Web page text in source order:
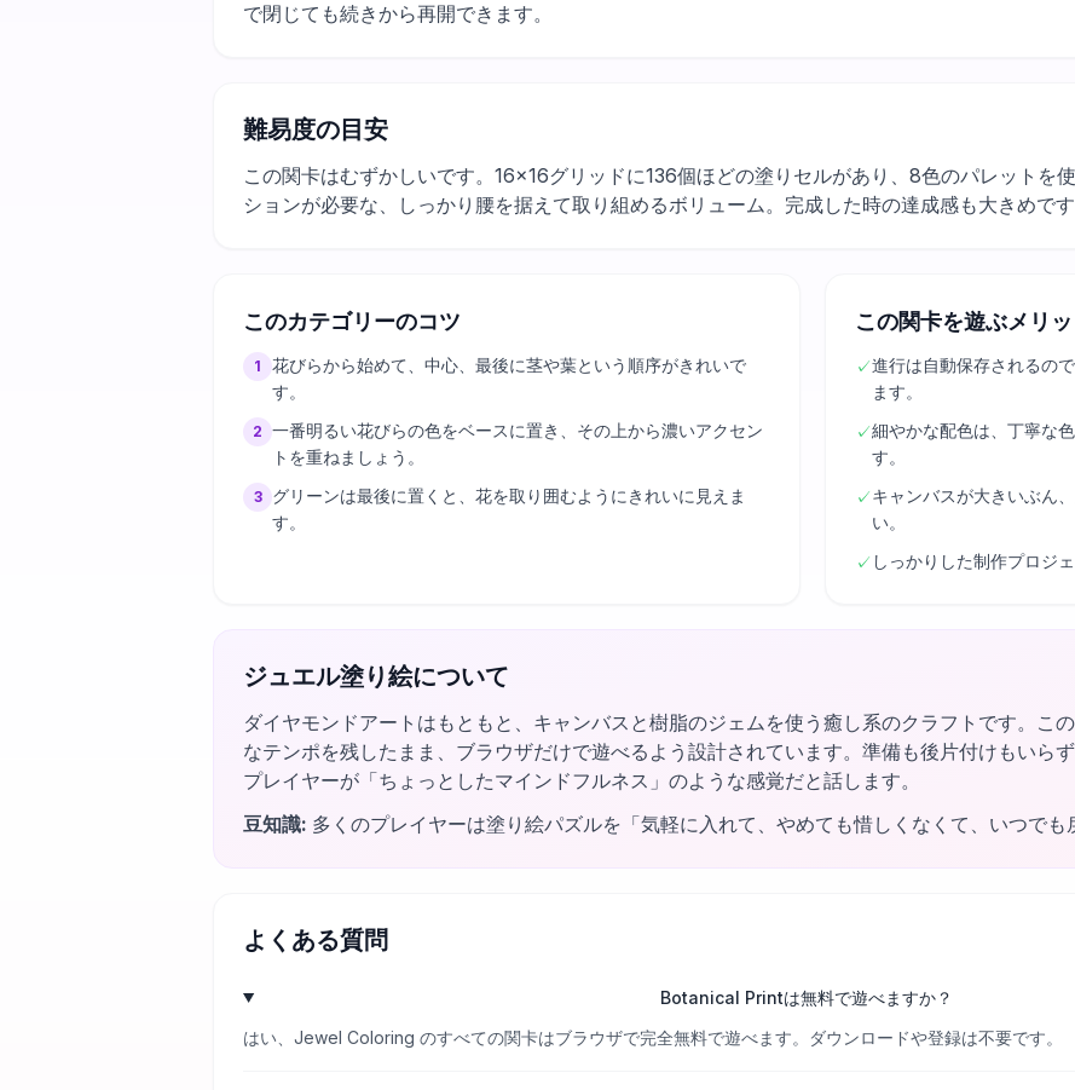
で閉じても続きから再開できます。
難易度の目安
この関卡はむずかしいです。16×16グリッドに136個ほどの塗りセルがあり、8色のパレットを
ションが必要な、しっかり腰を据えて取り組めるボリューム。完成した時の達成感も大きめです
このカテゴリーのコツ
1
花びらから始めて、中心、最後に茎や葉という順序がきれいで
す。
2 一番明るい花びらの色をベースに置き、その上から濃いアクセン
トを重ねましょう。
3
グリーンは最後に置くと、花を取り囲むようにきれいに見えま
す。
この関卡を遊ぶメリッ
✓進行は自動保存されるの
ます。
✓細やかな配色は、丁寧な
す。
✓キャンバスが大きいぶん
い。
✓ しっかりした制作プロジ
ジュエル塗り絵について
ダイヤモンドアートはもともと、キャンバスと樹脂のジェムを使う癒し系のクラフトです。こ
なテンポを残したまま、ブラウザだけで遊べるよう設計されています。準備も後片付けもいら
プレイヤーが「ちょっとしたマインドフルネス」のような感覚だと話します。
豆知識: 多くのプレイヤーは塗り絵パズルを「気軽に入れて、やめても惜しくなくて、いつでも
よくある質問
Botanical Printは無料で遊べますか？
はい、Jewel Coloring のすべての関卡はブラウザで完全無料で遊べます。ダウンロードや登録は不要です。